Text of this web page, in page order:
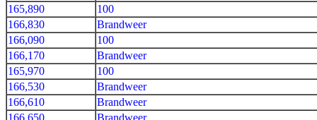
165,890
100
166,830
Brandweer
166,090
100
166,170
Brandweer
165,970
100
166,530
Brandweer
166,610
Brandweer
166,650
Brandweer